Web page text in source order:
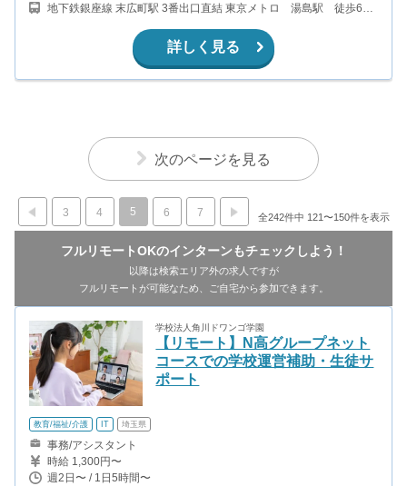
地下鉄銀座線 末広町駅 3番出口直結 東京メトロ 湯島駅 徒歩6
詳しく見る
次のページを見る
3 4 5 6 7 全242件中 121〜150件を表示
フルリモートOKのインターンもチェックしよう！
以降は検索エリア外の求人ですが
フルリモートが可能なため、ご自宅から参加できます。
学校法人角川ドワンゴ学園
【リモート】N高グループネット
コースでの学校運営補助・生徒サ
ポート
教育/福祉/介護 IT 埼玉県
事務/アシスタント
時給 1,300円〜
週2日〜 / 1日5時間〜